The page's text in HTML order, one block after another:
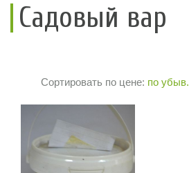
Садовый вар
Сортировать по цене: по убыв.